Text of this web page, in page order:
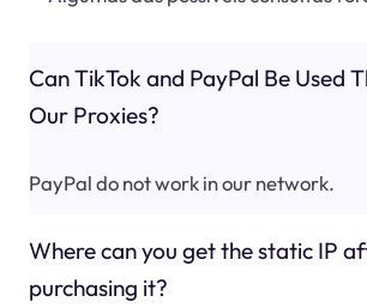
Can TikTok and PayPal Be Used
Our Proxies?
PayPal do not work in our network.
Where can you get the static IP
purchasing it?